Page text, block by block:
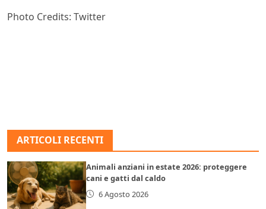
Photo Credits: Twitter
ARTICOLI RECENTI
Animali anziani in estate 2026: proteggere
cani e gatti dal caldo
6 Agosto 2026